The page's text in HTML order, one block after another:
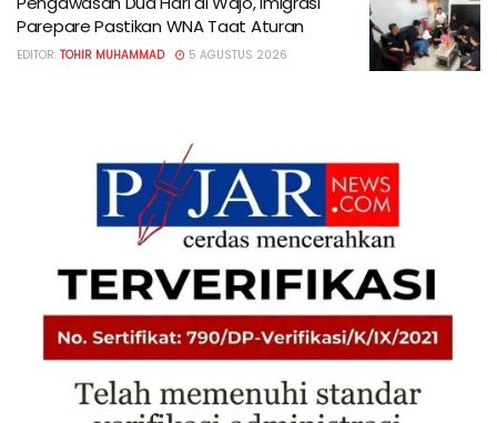
Parepare Pastikan WNA Taat Aturan
EDITOR: TOHIR MUHAMMAD 5 AGUSTUS 2026